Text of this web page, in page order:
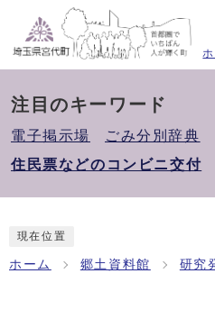
注目のキーワード
電子掲示場
ごみ分別辞典
住民票などのコンビニ交付
現在位置
ホーム 郷土資料館 研究